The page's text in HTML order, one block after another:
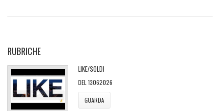
RUBRICHE
LIKE/SOLDI
DEL 13062026
GUARDA